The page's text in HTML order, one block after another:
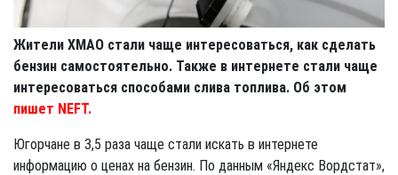
Жители ХМАО стали чаще интересоваться, как сделать
бензин самостоятельно. Также в интернете стали чаще
интересоваться способами слива топлива. Об этом
пишет NEFT.
Югорчане в 3,5 раза чаще стали искать в интернете
информацию о ценах на бензин. По данным «Яндекс Вордстат»,